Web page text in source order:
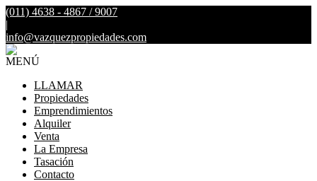
(011) 4638 - 4867 / 9007
|
info@vazquezpropiedades.com
MENÚ
LLAMAR
Propiedades
Emprendimientos
Alquiler
Venta
La Empresa
Tasación
Contacto